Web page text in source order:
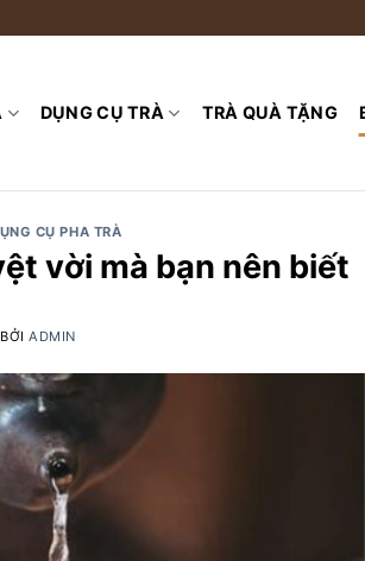
DỤNG CỤ TRÀ TRÀ QUÀ TẶNG
CỤ PHA TRÀ
vời mà bạn nên biết
BỞIADMIN